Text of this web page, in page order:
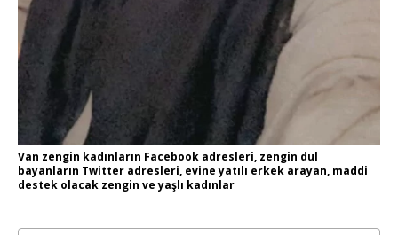
Van zengin kadınların Facebook adresleri, zengin dul
bayanların Twitter adresleri, evine yatılı erkek arayan, maddi
destek olacak zengin ve yaşlı kadınlar